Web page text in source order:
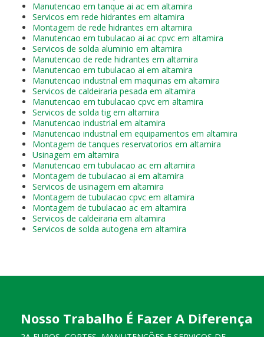
Manutencao em tanque ai ac em altamira
Servicos em rede hidrantes em altamira
Montagem de rede hidrantes em altamira
Manutencao em tubulacao ai ac cpvc em altamira
Servicos de solda aluminio em altamira
Manutencao de rede hidrantes em altamira
Manutencao em tubulacao ai em altamira
Manutencao industrial em maquinas em altamira
Servicos de caldeiraria pesada em altamira
Manutencao em tubulacao cpvc em altamira
Servicos de solda tig em altamira
Manutencao industrial em altamira
Manutencao industrial em equipamentos em altamira
Montagem de tanques reservatorios em altamira
Usinagem em altamira
Manutencao em tubulacao ac em altamira
Montagem de tubulacao ai em altamira
Servicos de usinagem em altamira
Montagem de tubulacao cpvc em altamira
Montagem de tubulacao ac em altamira
Servicos de caldeiraria em altamira
Servicos de solda autogena em altamira
Nosso Trabalho É Fazer A Diferença